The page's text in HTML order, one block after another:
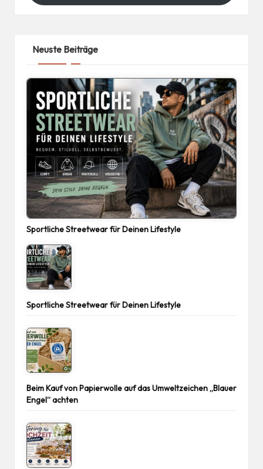
Neuste Beiträge
Sportliche Streetwear für Deinen Lifestyle
Sportliche Streetwear für Deinen Lifestyle
Beim Kauf von Papierwolle auf das Umweltzeichen „Blauer
Engel“ achten